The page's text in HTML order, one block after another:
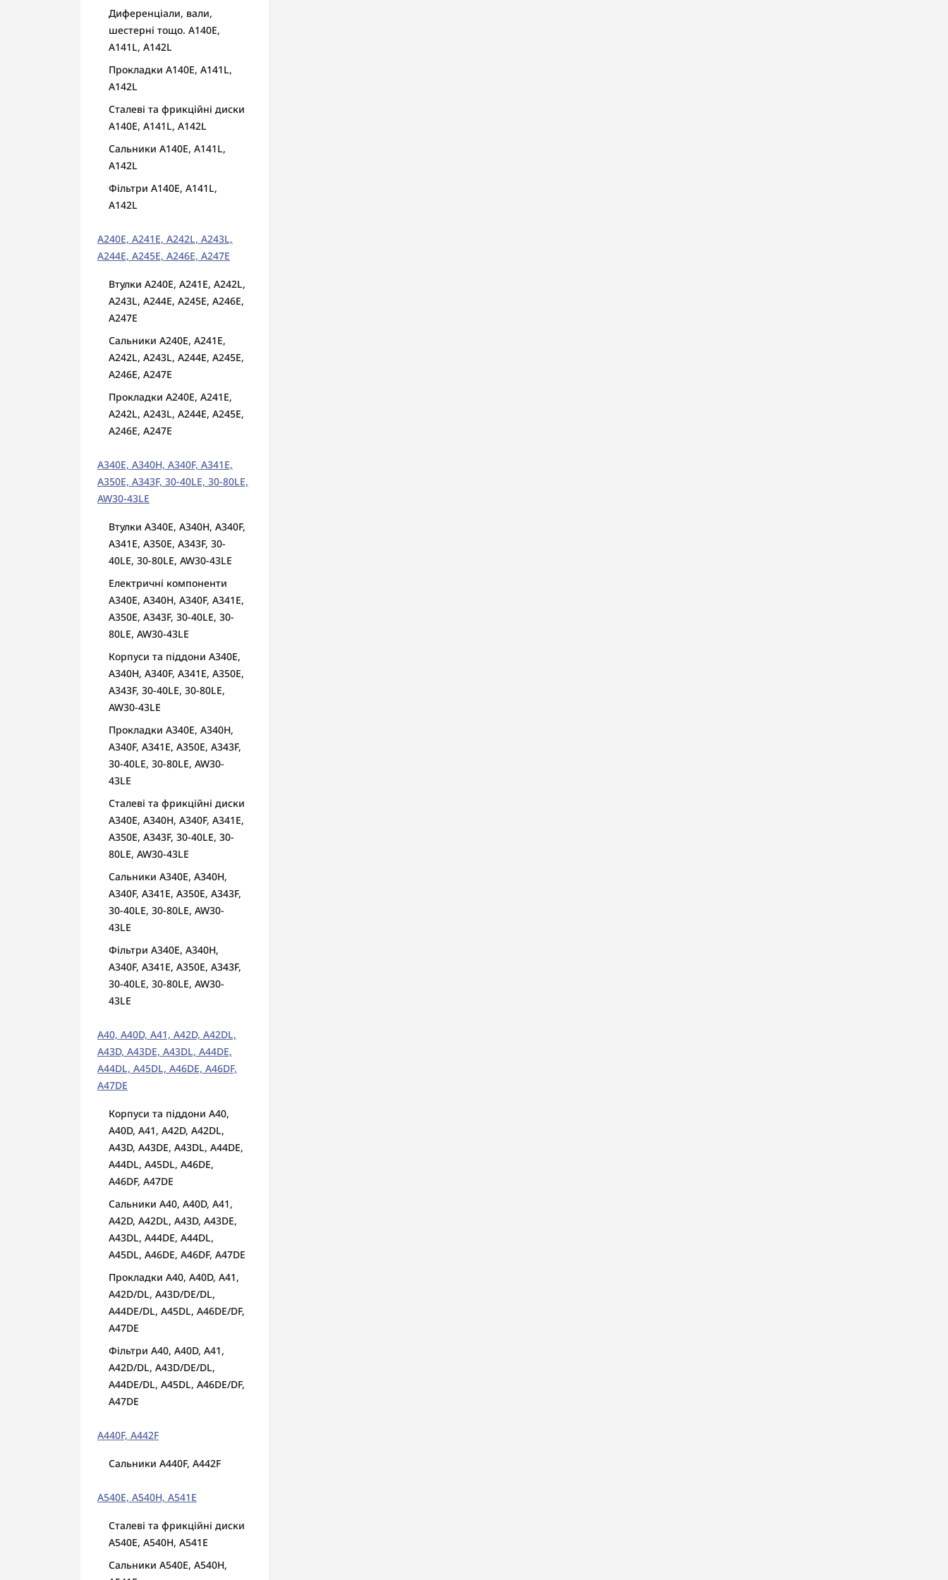
Диференціали, вали,
шестерні тощо. A140E,
A141L, A142L
Прокладки A140E, A141L,
A142L
Сталеві та фрикційні диски
A140E, A141L, A142L
Сальники A140E, A141L,
A142L
Фільтри A140E, A141L,
A142L
A240E, A241E, A242L, A243L,
A244E, A245E, A246E, A247E
Втулки A240E, A241E, A242L,
A243L, A244E, A245E, A246E,
A247E
Сальники A240E, A241E,
A242L, A243L, A244E, A245E,
A246E, A247E
Прокладки A240E, A241E,
A242L, A243L, A244E, A245E,
A246E, A247E
A340E, A340H, A340F, A341E,
A350E, A343F, 30-40LE, 30-80LE,
AW30-43LE
Втулки A340E, A340H, A340F,
A341E, A350E, A343F, 30-
40LE, 30-80LE, AW30-43LE
Електричні компоненти
A340E, A340H, A340F, A341E,
A350E, A343F, 30-40LE, 30-
80LE, AW30-43LE
Корпуси та піддони A340E,
A340H, A340F, A341E, A350E,
A343F, 30-40LE, 30-80LE,
AW30-43LE
Прокладки A340E, A340H,
A340F, A341E, A350E, A343F,
30-40LE, 30-80LE, AW30-
43LE
Сталеві та фрикційні диски
A340E, A340H, A340F, A341E,
A350E, A343F, 30-40LE, 30-
80LE, AW30-43LE
Сальники A340E, A340H,
A340F, A341E, A350E, A343F,
30-40LE, 30-80LE, AW30-
43LE
Фільтри A340E, A340H,
A340F, A341E, A350E, A343F,
30-40LE, 30-80LE, AW30-
43LE
A40, A40D, A41, A42D, A42DL,
A43D, A43DE, A43DL, A44DE,
A44DL, A45DL, A46DE, A46DF,
A47DE
Корпуси та піддони A40,
A40D, A41, A42D, A42DL,
A43D, A43DE, A43DL, A44DE,
A44DL, A45DL, A46DE,
A46DF, A47DE
Сальники A40, A40D, A41,
A42D, A42DL, A43D, A43DE,
A43DL, A44DE, A44DL,
A45DL, A46DE, A46DF, A47DE
Прокладки A40, A40D, A41,
A42D/DL, A43D/DE/DL,
A44DE/DL, A45DL, A46DE/DF,
A47DE
Фільтри A40, A40D, A41,
A42D/DL, A43D/DE/DL,
A44DE/DL, A45DL, A46DE/DF,
A47DE
A440F, A442F
Сальники A440F, A442F
A540E, A540H, A541E
Сталеві та фрикційні диски
A540E, A540H, A541E
Сальники A540E, A540H,